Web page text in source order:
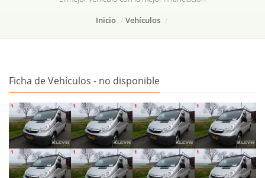
Inicio
Vehículos
Ficha de Vehículos - no disponible